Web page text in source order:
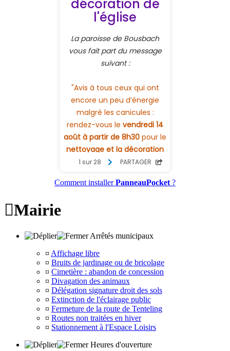
Comment installerPanneauPocket ?
Mairie
Arrêtés municipaux
¤ Affichage libre
¤ Bruits de jardinage ou de bricolage
¤ Cimetière : abandon de concession
¤ Divagation des animaux
¤ Délégation signature droit des sols
¤ Extinction de l'éclairage public
¤ Fermeture de la route de Tenteling
¤ Routes non traitées en hiver
¤ Stationnement à l'Espace Loisirs
Heures d'ouverture